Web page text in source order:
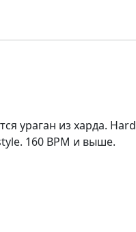
ураган из харда. Hard
160 BPM и выше.